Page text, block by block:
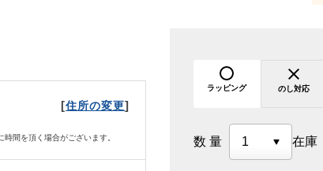
[住所の変更]
間を頂く場合がございます。
ラッピング のし対応
数量 在庫